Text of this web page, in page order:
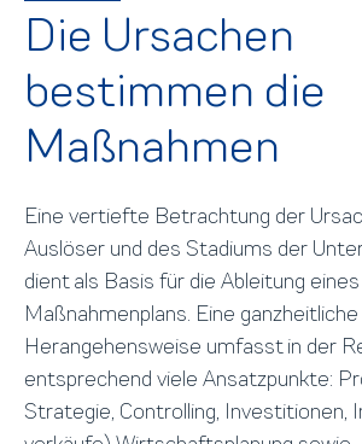
Die Ursachen
bestimmen die
Maßnahmen
Eine vertiefte Betrachtung der
Auslöser und des Stadiums der
dient als Basis für die Ableitung
Maßnahmenplans. Eine ganzheitliche
Herangehensweise umfasst in der
entsprechend viele Ansatzpunkte:
Strategie, Controlling, Investitionen,